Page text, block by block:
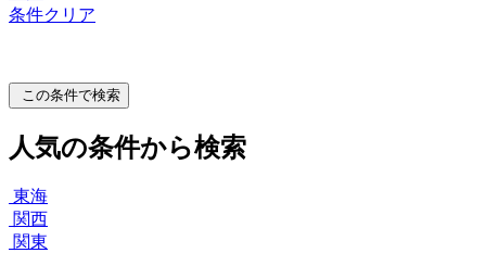
条件クリア
この条件で検索
人気の条件から検索
東海
関西
関東